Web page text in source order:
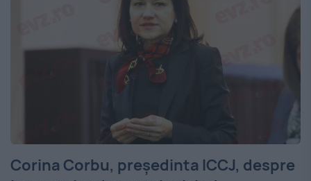
Corina Corbu, președinta ICCJ, despre